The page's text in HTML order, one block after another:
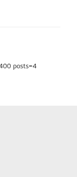
posts=4